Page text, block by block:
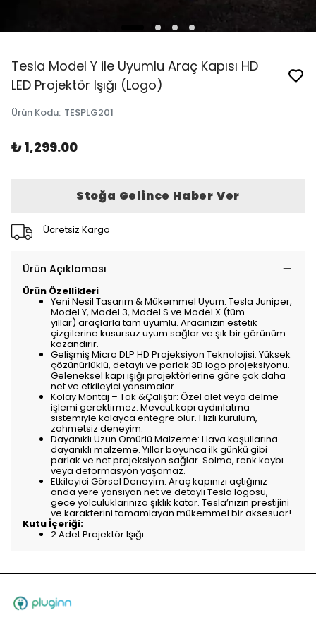
Tesla Model Y ile Uyumlu Araç Kapısı HD
LED Projektör Işığı (Logo)
Ürün Kodu: TESPLG201
₺ 1,299.00
Stoğa Gelince Haber Ver
Ücretsiz Kargo
Ürün Açıklaması
Ürün Özellikleri
Yeni Nesil Tasarım & Mükemmel Uyum: Tesla Juniper,
Model Y, Model 3, Model S ve Model X (tüm
yıllar) araçlarla tam uyumlu. Aracınızın estetik
çizgilerine kusursuz uyum sağlar ve şık bir görünüm
kazandırır.
Gelişmiş Micro DLP HD Projeksiyon Teknolojisi: Yüksek
çözünürlüklü, detaylı ve parlak 3D logo projeksiyonu.
Geleneksel kapı ışığı projektörlerine göre çok daha
net ve etkileyici yansımalar.
Kolay Montaj – Tak &Çalıştır: Özel alet veya delme
işlemi gerektirmez. Mevcut kapı aydınlatma
sistemiyle kolayca entegre olur. Hızlı kurulum,
zahmetsiz deneyim.
Dayanıklı Uzun Ömürlü Malzeme: Hava koşullarına
dayanıklı malzeme. Yıllar boyunca ilk günkü gibi
parlak ve net projeksiyon sağlar. Solma, renk kaybı
veya deformasyon yaşamaz.
Etkileyici Görsel Deneyim: Araç kapınızı açtığınız
anda yere yansıyan net ve detaylı Tesla logosu,
gece yolculuklarınıza şıklık katar. Tesla’nızın prestijini
ve karakterini tamamlayan mükemmel bir aksesuar!
Kutu İçeriği:
2 Adet Projektör Işığı